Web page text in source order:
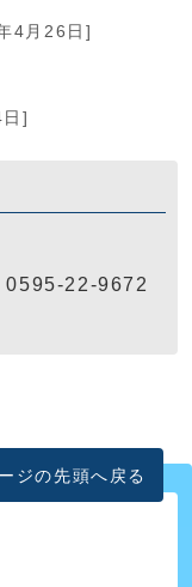
4月26日]
]
0595-22-9672
ジの先頭へ戻る